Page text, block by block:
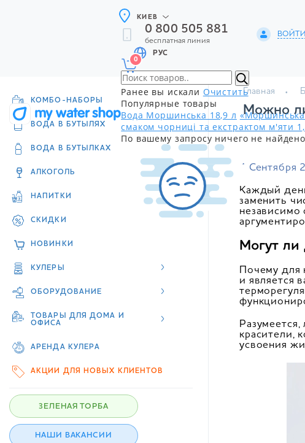
КИЕВ
0 800 505 881
бесплатная линия
ВОЙТИ
РУС
0
Ранее вы искали Очистить
Популярные товары
Вода Моршинська 18,9 л «Моршинська
смаком чорниці та екстрактом м'яти
По вашему запросу ничего не найдено
КОМБО-НАБОРЫ
ВОДА В БУТЫЛЯХ
ВОДА В БУТЫЛКАХ
АЛКОГОЛЬ
НАПИТКИ
СКИДКИ
НОВИНКИ
КУЛЕРЫ
ОБОРУДОВАНИЕ
ТОВАРЫ ДЛЯ ДОМА И
ОФИСА
АРЕНДА КУЛЕРА
АКЦИИ ДЛЯ НОВЫХ КЛИЕНТОВ
ЗЕЛЕНАЯ ТОРБА
НАШИ ВАКАНСИИ
Главная
Можно
4 Сентября
Каждый
заменить
независимо
Могут ли
Почему для
и является
красители,
усвоения